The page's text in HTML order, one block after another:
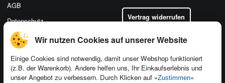
Wir nutzen Cookies auf unserer Website
Einige Cookies sind notwendig, damit unser Webshop funktioniert
(z.B. der Warenkorb). Andere helfen uns, Ihr Einkaufserlebnis und
unser Angebot zu verbessern. Durch Klicken auf »Zustimmen«
Kontakt
AGB
Datenschutz
Vertrag widerrufen